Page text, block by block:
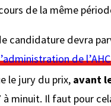
de la même
candidature devra
de
le jury du prix, avant
à minuit. Il faut pour